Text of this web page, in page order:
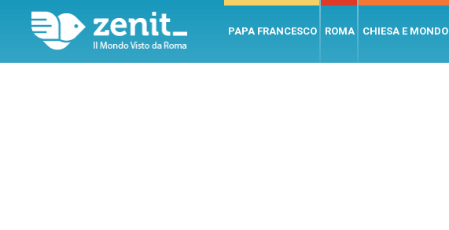
PAPA FRANCESCO ROMA CHIESA E MONDO